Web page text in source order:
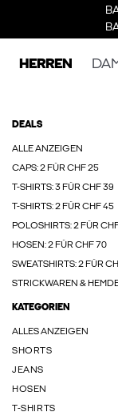
HERREN
DEALS
ALLE ANZEIGEN
CAPS: 2 FÜR CHF 25
T-SHIRTS: 3 FÜR CHF 39
T-SHIRTS: 2 FÜR CHF 45
POLOSHIRTS: 2 FÜR
HOSEN: 2 FÜR CHF 70
SWEATSHIRTS: 2 FÜR
STRICKWAREN &
KATEGORIEN
ALLES ANZEIGEN
SHORTS
JEANS
HOSEN
T-SHIRTS